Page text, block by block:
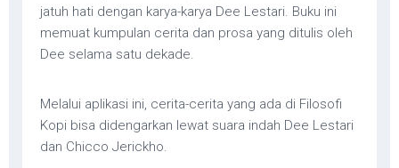
jatuh hati dengan karya-karya Dee Lestari. Buku ini
memuat kumpulan cerita dan prosa yang ditulis oleh
Dee selama satu dekade.
Melalui aplikasi ini, cerita-cerita yang ada di Filosofi
Kopi bisa didengarkan lewat suara indah Dee Lestari
dan Chicco Jerickho.